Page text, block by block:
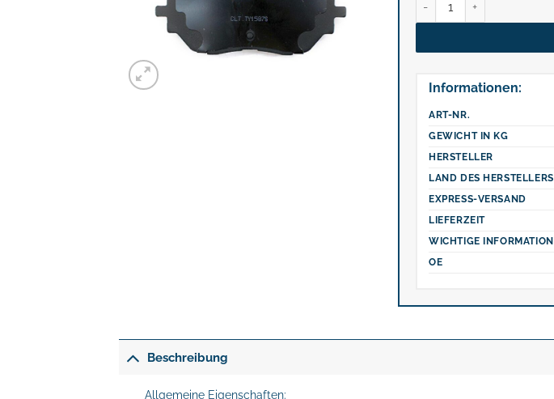
Informationen:
ART-NR.
GEWICHT IN KG
HERSTELLER
LAND DES HERSTELLERS
EXPRESS-VERSAND
LIEFERZEIT
WICHTIGE INFORMATION
OE
Beschreibung
Allgemeine Eigenschaften: